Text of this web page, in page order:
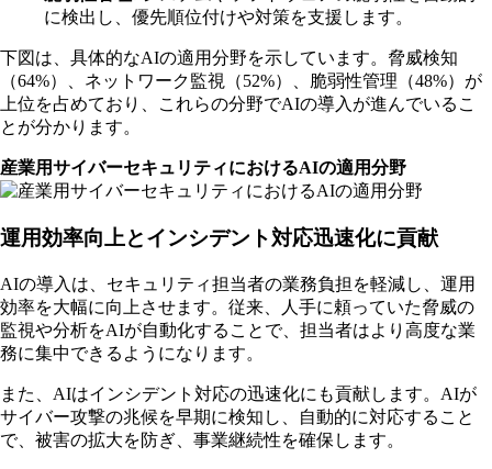
に検出し、優先順位付けや対策を支援します。
下図は、具体的なAIの適用分野を示しています。脅威検知
（64%）、ネットワーク監視（52%）、脆弱性管理（48%）が
上位を占めており、これらの分野でAIの導入が進んでいるこ
とが分かります。
産業用サイバーセキュリティにおけるAIの適用分野
運用効率向上とインシデント対応迅速化に貢献
AIの導入は、セキュリティ担当者の業務負担を軽減し、運用
効率を大幅に向上させます。従来、人手に頼っていた脅威の
監視や分析をAIが自動化することで、担当者はより高度な業
務に集中できるようになります。
また、AIはインシデント対応の迅速化にも貢献します。AIが
サイバー攻撃の兆候を早期に検知し、自動的に対応すること
で、被害の拡大を防ぎ、事業継続性を確保します。